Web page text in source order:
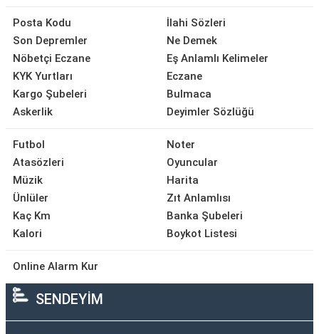
Posta Kodu
Son Depremler
Nöbetçi Eczane
KYK Yurtları
Kargo Şubeleri
Askerlik
İlahi Sözleri
Ne Demek
Eş Anlamlı Kelimeler
Eczane
Bulmaca
Deyimler Sözlüğü
Futbol
Atasözleri
Müzik
Ünlüler
Kaç Km
Kalori
Noter
Oyuncular
Harita
Zıt Anlamlısı
Banka Şubeleri
Boykot Listesi
Online Alarm Kur
SENDEYİM